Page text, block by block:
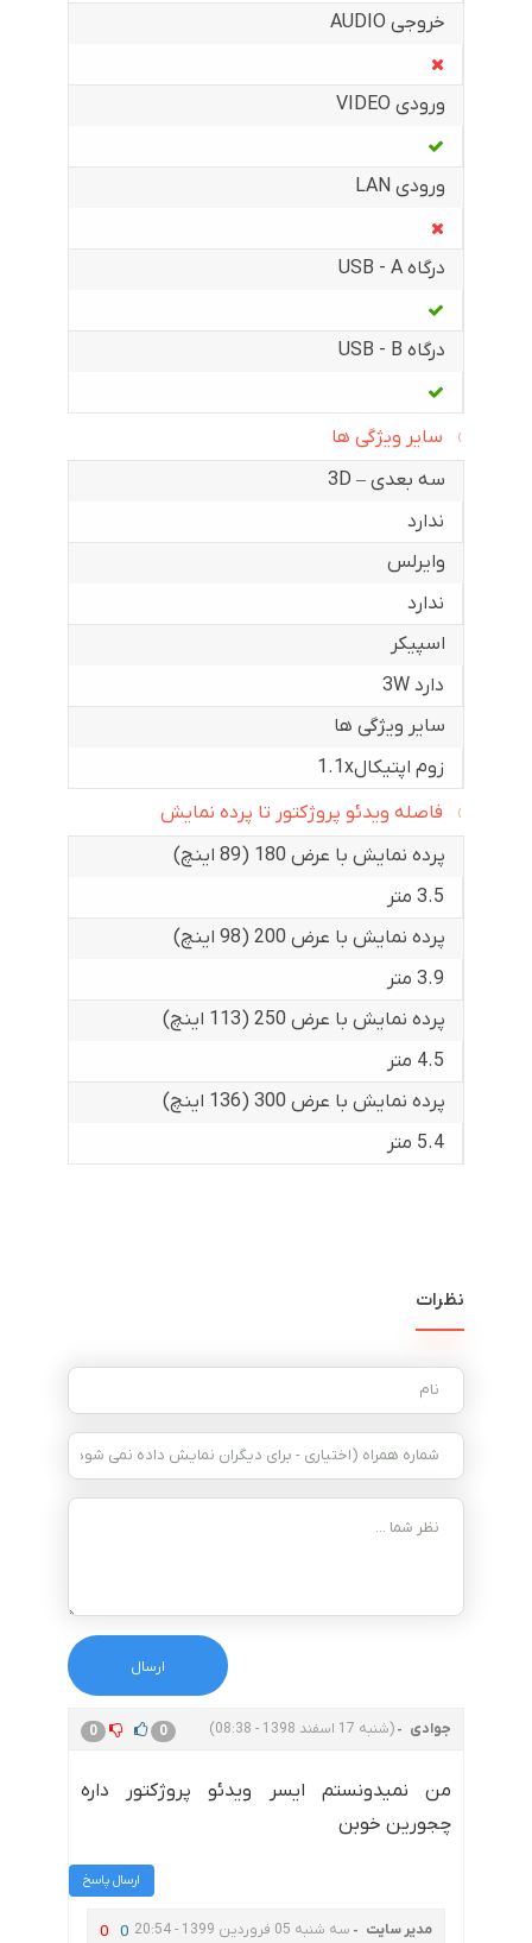
خروجی AUDIO
ورودی VIDEO
ورودی LAN
درگاه USB - A
درگاه USB - B
سایر ویژگی ها
سه بعدی – 3D
ندارد
وایرلس
ندارد
اسپیکر
دارد 3W
سایر ویژگی ها
زوم اپتیکال1.1x
فاصله ویدئو پروژکتور تا پرده نمایش
پرده نمایش با عرض 180 (89 اینچ)
3.5 متر
پرده نمایش با عرض 200 (98 اینچ)
3.9 متر
پرده نمایش با عرض 250 (113 اینچ)
4.5 متر
پرده نمایش با عرض 300 (136 اینچ)
5.4 متر
نظرات
جوادی (شنبه 17 اسفند 1398 - 08:38) 0 0
من نمیدونستم ایسر ویدئو پروژکتور داره
چجورین خوبن
ارسال پاسخ
مدیر سایت سه شنبه 05 فروردین 1399 - 20:54 0 0